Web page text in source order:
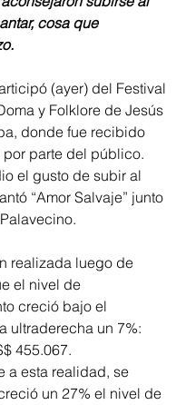
cosa que
(ayer) del Festival
y Folklore de Jesús
donde fue recibido
parte del público.
el gusto de subir al
“Amor Salvaje” junto
realizada luego de
el nivel de
creció bajo el
ultraderecha un 7%:
455.067.
a esta realidad, se
un 27% el nivel de